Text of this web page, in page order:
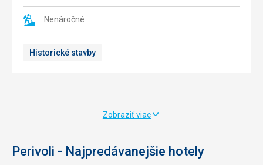
Nenáročné
Historické stavby
Kláštor
dominuje
celému
postavený
a
more.
ostrova
nachádza
myší
ostrov
Zobraziť viac
Perivoli - Najpredávanejšie hotely